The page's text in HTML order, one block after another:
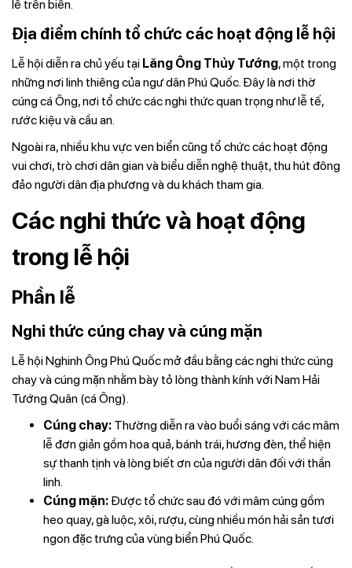
lễ trên biển.
Địa điểm chính tổ chức các hoạt động lễ hội
Lễ hội diễn ra chủ yếu tại Lăng Ông Thủy Tướng, một trong
những nơi linh thiêng của ngư dân Phú Quốc. Đây là nơi thờ
cúng cá Ông, nơi tổ chức các nghi thức quan trọng như lễ tế,
rước kiệu và cầu an.
Ngoài ra, nhiều khu vực ven biển cũng tổ chức các hoạt động
vui chơi, trò chơi dân gian và biểu diễn nghệ thuật, thu hút đông
đảo người dân địa phương và du khách tham gia.
Các nghi thức và hoạt động
trong lễ hội
Phần lễ
Nghi thức cúng chay và cúng mặn
Lễ hội Nghinh Ông Phú Quốc mở đầu bằng các nghi thức cúng
chay và cúng mặn nhằm bày tỏ lòng thành kính với Nam Hải
Tướng Quân (cá Ông).
Cúng chay: Thường diễn ra vào buổi sáng với các mâm
lễ đơn giản gồm hoa quả, bánh trái, hương đèn, thể hiện
sự thanh tịnh và lòng biết ơn của người dân đối với thần
linh.
Cúng mặn: Được tổ chức sau đó với mâm cúng gồm
heo quay, gà luộc, xôi, rượu, cùng nhiều món hải sản tươi
ngon đặc trưng của vùng biển Phú Quốc.